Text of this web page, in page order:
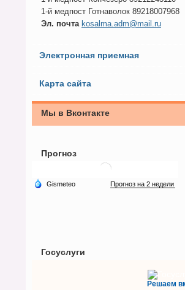
1-й медпост Готнаволок 89218007968
Эл. почта kosalma.adm@mail.ru
Электронная приемная
Карта сайта
Мы в Вконтакте
Прогноз
Госуслуги
Решаем